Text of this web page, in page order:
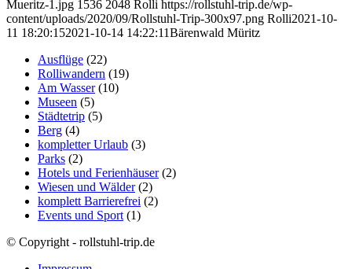
Mueritz-1.jpg 1536 2048 Rolli https://rollstuhl-trip.de/wp-
content/uploads/2020/09/Rollstuhl-Trip-300x97.png Rolli2021-10-
11 18:20:152021-10-14 14:22:11Bärenwald Müritz
Ausflüge (22)
Rolliwandern (19)
Am Wasser(10)
Museen (5)
Städtetrip (5)
Berg (4)
kompletter Urlaub (3)
Parks (2)
Hotels und Ferienhäuser(2)
Wiesen und Wälder(2)
komplett Barrierefrei (2)
Events und Sport (1)
© Copyright - rollstuhl-trip.de